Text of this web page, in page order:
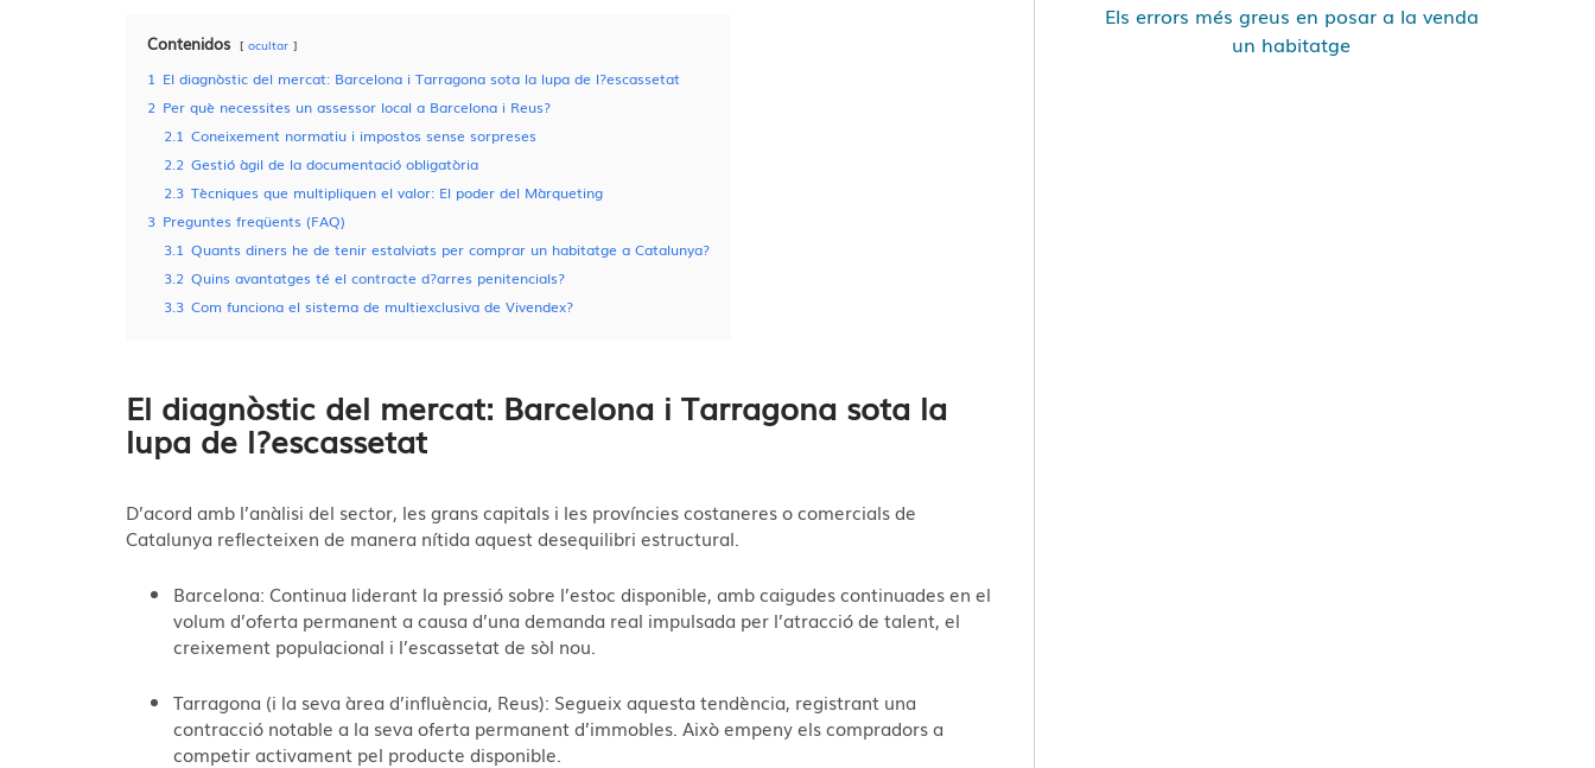
Contenidos ocultar
1 El diagnòstic del mercat: Barcelona i Tarragona sota la lupa de l?escassetat
2 Per què necessites un assessor local a Barcelona i Reus?
2.1 Coneixement normatiu i impostos sense sorpreses
2.2 Gestió àgil de la documentació obligatòria
2.3 Tècniques que multipliquen el valor: El poder del Màrqueting
3 Preguntes freqüents (FAQ)
3.1 Quants diners he de tenir estalviats per comprar un habitatge a Catalunya?
3.2 Quins avantatges té el contracte d?arres penitencials?
3.3 Com funciona el sistema de multiexclusiva de Vivendex?
El diagnòstic del mercat: Barcelona i Tarragona sota la
lupa de l?escassetat
D’acord amb l’anàlisi del sector, les grans capitals i les províncies costaneres o comercials de
Catalunya reflecteixen de manera nítida aquest desequilibri estructural.
Barcelona:Continua liderant la pressió sobre l’estoc disponible, amb caigudes continuades en el
volum d’oferta permanent a causa d’una demanda real impulsada per l’atracció de talent, el
creixement populacional i l’escassetat de sòl nou.
Tarragona (i la seva àrea d’influència, Reus): Segueix aquesta tendència, registrant una
contracció notable a la seva oferta permanent d’immobles. Això empeny els compradors a
competir activament pel producte disponible.
Els errors més greus en posar a la venda
un habitatge